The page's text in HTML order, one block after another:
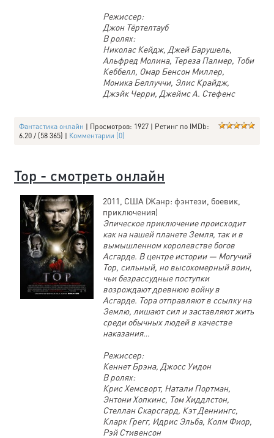
Режиссер:
Джон Тёртелтауб
В ролях:
Николас Кейдж, Джей Барушель,
Альфред Молина, Тереза Палмер, Тоби
Кеббелл, Омар Бенсон Миллер,
Моника Беллуччи, Элис Крайдж,
Джэйк Черри, Джеймс А. Стефенс
Фантастика онлайн | Просмотров: 1927 | Ретинг по IMDb:
6.20 / (58 365) | Комментарии (0)
Тор - смотреть онлайн
2011, США (Жанр: фэнтези, боевик,
приключения)
Эпическое приключение происходит
как на нашей планете Земля, так и в
вымышленном королевстве богов
Асгарде. В центре истории — Могучий
Тор, сильный, но высокомерный воин,
чьи безрассудные поступки
возрождают древнюю войну в
Асгарде. Тора отправляют в ссылку на
Землю, лишают сил и заставляют жить
среди обычных людей в качестве
наказания…
Режиссер:
Кеннет Брэна, Джосс Уидон
В ролях:
Крис Хемсворт, Натали Портман,
Энтони Хопкинс, Том Хиддлстон,
Стеллан Скарсгард, Кэт Деннингс,
Кларк Грегг, Идрис Эльба, Колм Фиор,
Рэй Стивенсон